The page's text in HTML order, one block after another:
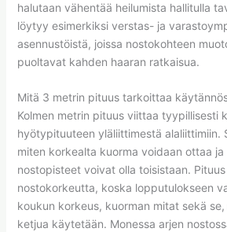
halutaan vähentää heilumista hallitulla
löytyy esimerkiksi verstas- ja
asennustöistä, joissa nostokohteen
puoltavat kahden haaran ratkaisua.
Mitä 3 metrin pituus tarkoittaa
Kolmen metrin pituus viittaa tyypillisesti
hyötypituuteen yläliittimestä alaliittimiin.
miten korkealta kuorma voidaan ottaa
nostopisteet voivat olla toisistaan.
nostokorkeutta, koska lopputulokseen
koukun korkeus, kuorman mitat sekä
ketjua käytetään. Monessa arjen